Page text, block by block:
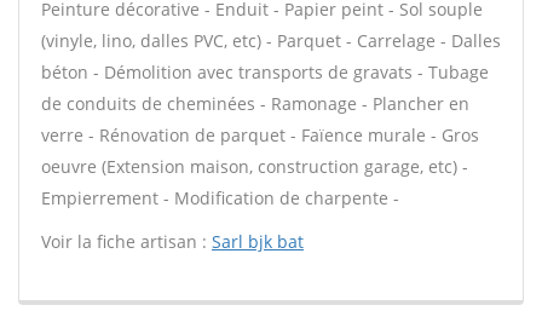
Peinture décorative - Enduit - Papier peint - Sol souple
(vinyle, lino, dalles PVC, etc) - Parquet - Carrelage - Dalles
béton - Démolition avec transports de gravats - Tubage
de conduits de cheminées - Ramonage - Plancher en
verre - Rénovation de parquet - Faïence murale - Gros
oeuvre (Extension maison, construction garage, etc) -
Empierrement - Modification de charpente -
Voir la fiche artisan : Sarl bjk bat